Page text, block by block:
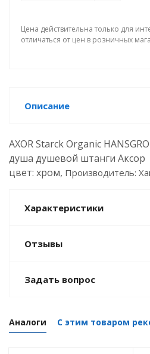
Цена действительна только для
отличаться от цен в розничных
Описание
AXOR Starck Organic
душа душевой штанги Аксор
цвет: хром, Производитель:
Характеристики
Отзывы
Задать вопрос
Аналоги С этим товаром